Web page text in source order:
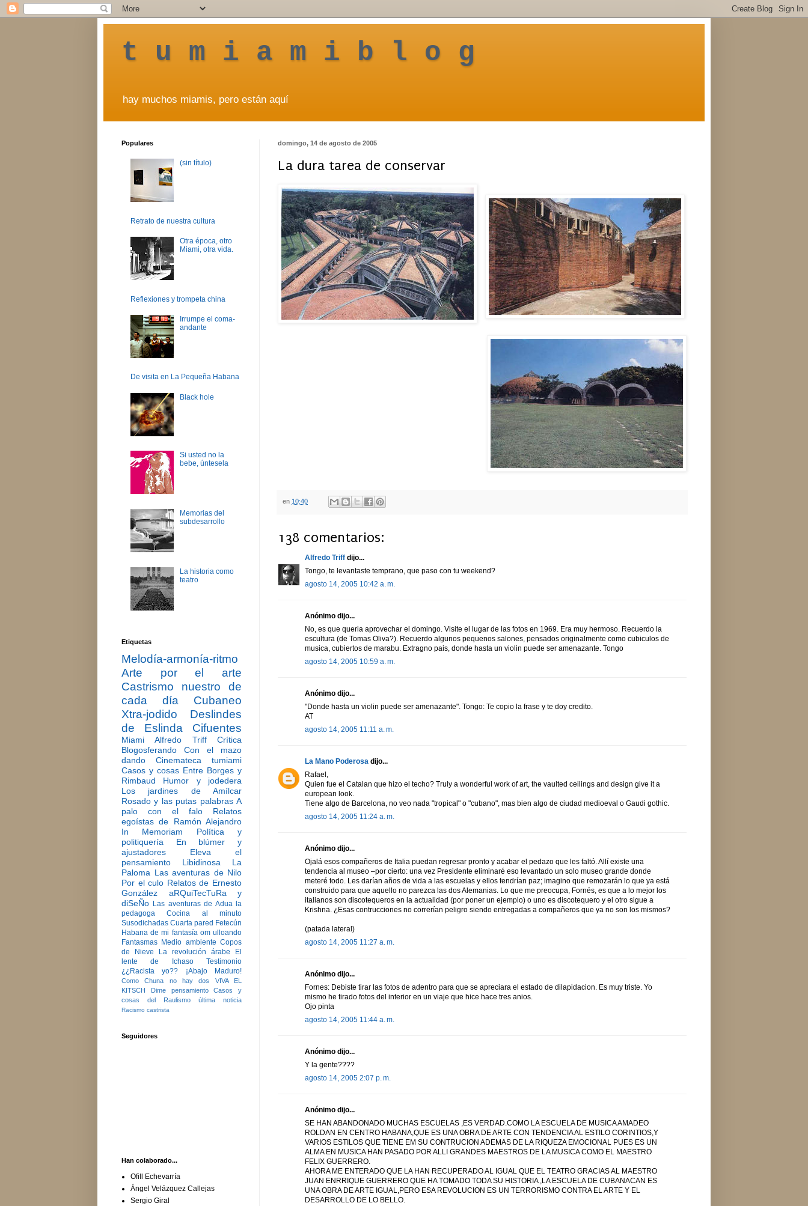
t u m i a m i b l o g
hay muchos miamis, pero están aquí
domingo, 14 de agosto de 2005
La dura tarea de conservar
en 10:40
138 comentarios:
Alfredo Triff dijo...
Tongo, te levantaste temprano, que paso con tu weekend?
agosto 14, 2005 10:42 a. m.
Anónimo dijo...
No, es que queria aprovechar el domingo. Visite el lugar de las fotos en 1969. Era muy hermoso. Recuerdo la
escultura (de Tomas Oliva?). Recuerdo algunos pequenos salones, pensados originalmente como cubiculos de
musica, cubiertos de marabu. Extragno pais, donde hasta un violin puede ser amenazante. Tongo
agosto 14, 2005 10:59 a. m.
Anónimo dijo...
"Donde hasta un violin puede ser amenazante". Tongo: Te copio la frase y te doy credito.
AT
agosto 14, 2005 11:11 a. m.
La Mano Poderosa dijo...
Rafael,
Quien fue el Catalan que hizo el techo? Truly a wonderful work of art, the vaulted ceilings and design give it a
european look.
Tiene algo de Barcelona, no veo nada "tropical" o "cubano", mas bien algo de ciudad medioeval o Gaudi gothic.
agosto 14, 2005 11:24 a. m.
Anónimo dijo...
Ojalá esos compañeros de Italia puedan regresar pronto y acabar el pedazo que les faltó. Allí existe una
tendencia al museo –por cierto: una vez Presidente eliminaré eso levantado un solo museo grande donde
meteré todo. Les darían años de vida a las escuelas y ellos tendrían paz; imagino que remozarán lo que ya está
construido para que aquello no parezca las dos Alemanias. Lo que me preocupa, Fornés, es que a lo mejor los
italianos son discotequeros en la actualidad (por poner un ejemplo) o uno es discotequero y el otro sigue a
Krishna. ¿Esas contrucciones no correrían peligro siendo entregadas a compañeros que ya no son los mismos?
(patada lateral)
agosto 14, 2005 11:27 a. m.
Anónimo dijo...
Fornes: Debiste tirar las fotos de adentro para que se apreciara el estado de dilapidacion. Es muy triste. Yo
mismo he tirado fotos del interior en un viaje que hice hace tres anios.
Ojo pinta
agosto 14, 2005 11:44 a. m.
Anónimo dijo...
Y la gente????
agosto 14, 2005 2:07 p. m.
Anónimo dijo...
SE HAN ABANDONADO MUCHAS ESCUELAS ,ES VERDAD.COMO LA ESCUELA DE MUSICA AMADEO
ROLDAN EN CENTRO HABANA,QUE ES UNA OBRA DE ARTE CON TENDENCIA AL ESTILO CORINTIOS,Y
VARIOS ESTILOS QUE TIENE EM SU CONTRUCION ADEMAS DE LA RIQUEZA EMOCIONAL PUES ES UN
ALMA EN MUSICA HAN PASADO POR ALLI GRANDES MAESTROS DE LA MUSICA COMO EL MAESTRO
FELIX GUERRERO.
AHORA ME ENTERADO QUE LA HAN RECUPERADO AL IGUAL QUE EL TEATRO GRACIAS AL MAESTRO
JUAN ENRRIQUE GUERRERO QUE HA TOMADO TODA SU HISTORIA ,LA ESCUELA DE CUBANACAN ES
UNA OBRA DE ARTE IGUAL,PERO ESA REVOLUCION ES UN TERRORISMO CONTRA EL ARTE Y EL
DESARROLLO DE LO BELLO.
Populares
(sin título)
Retrato de nuestra cultura
Otra época, otro
Miami, otra vida.
Reflexiones y trompeta china
Irrumpe el coma-
andante
De visita en La Pequeña Habana
Black hole
Si usted no la
bebe, úntesela
Memorias del
subdesarrollo
La historia como
teatro
Etiquetas
Melodía-armonía-ritmo
Arte por el arte
Castrismo nuestro de
cada día
Cubaneo
Xtra-jodido
Deslindes
de Eslinda Cifuentes
Miami Alfredo Triff
Crítica
Blogosferando
Con el mazo
dando
Cinemateca tumiami
Casos y cosas Entre Borges y
Rimbaud
Humor y jodedera
Los jardines de Amílcar
Rosado y las putas palabras A
palo con el falo
Relatos
egoístas de Ramón Alejandro
In Memoriam
Política y
politiquería
En blúmer y
ajustadores
Eleva el
pensamiento
Libidinosa
La
Paloma Las aventuras de Nilo
Por el culo Relatos de Ernesto
González
aRQuiTecTuRa y
diSeÑo Las aventuras de Adua la
pedagoga
Cocina al minuto
Susodichadas Cuarta pared Fetecún
Habana de mi fantasía om ulloando
Fantasmas Medio ambiente Copos
de Nieve
La revolución árabe
El
lente de Ichaso
Testimonio
¿¿Racista yo??
¡Abajo Maduro!
Como Chuna no hay dos
VIVA EL
KITSCH
Dime pensamiento
Casos y
cosas del Raulismo
última noticia
Racismo castrista
Seguidores
Han colaborado...
Ofill Echevarría
Ángel Velázquez Callejas
Sergio Giral